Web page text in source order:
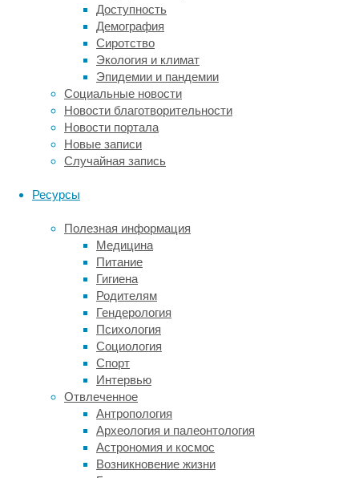
Доступность
Демография
Сиротство
Экология и климат
Эпидемии и пандемии
Социальные новости
Новости благотворительности
Новости портала
Новые записи
Случайная запись
Ресурсы
Полезная информация
Медицина
Питание
Гигиена
Родителям
Гендерология
Психология
Социология
Спорт
Интервью
Отвлеченное
Антропология
Археология и палеонтология
Астрономия и космос
Возникновение жизни
не
затрагивают
основной
рецептор
Т-
лимфоцитов
(TCR).
Таким
образом,
модифицированные
экспрессируют
искусственный,
«родной»
рецепторы.
При
этом
лимфоциты
TCR,
которые
специфичны
отношении
собственных
антигенов